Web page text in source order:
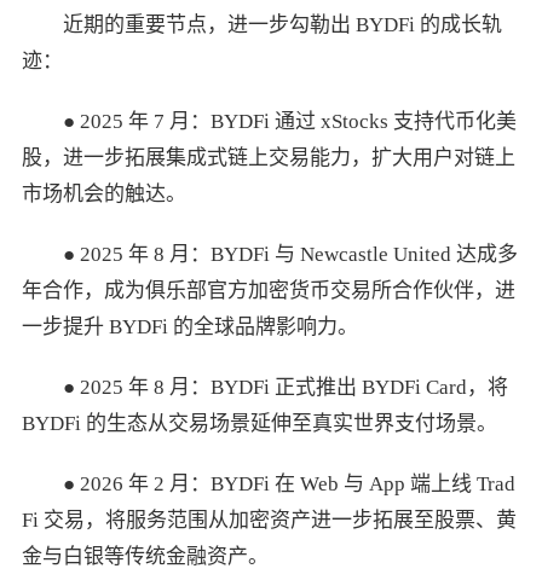
近期的重要节点，进一步勾勒出 BYDFi 的成长轨
迹：
● 2025 年 7 月：BYDFi 通过 xStocks 支持代币化美
股，进一步拓展集成式链上交易能力，扩大用户对链上
市场机会的触达。
● 2025 年 8 月：BYDFi 与 Newcastle United 达成多
年合作，成为俱乐部官方加密货币交易所合作伙伴，进
一步提升 BYDFi 的全球品牌影响力。
● 2025 年 8 月：BYDFi 正式推出 BYDFi Card，将
BYDFi 的生态从交易场景延伸至真实世界支付场景。
● 2026 年 2 月：BYDFi 在 Web 与 App 端上线 Trad
Fi 交易，将服务范围从加密资产进一步拓展至股票、黄
金与白银等传统金融资产。